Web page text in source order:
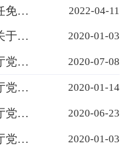
知 2022-04-11
通知 2020-01-03
通知 2020-07-08
通知 2020-01-14
通知 2020-06-23
通知 2020-01-03